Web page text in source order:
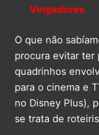
Vingadores
O que não
procura evitar ter
quadrinhos
para o cinema e
no Disney Plus),
se trata de